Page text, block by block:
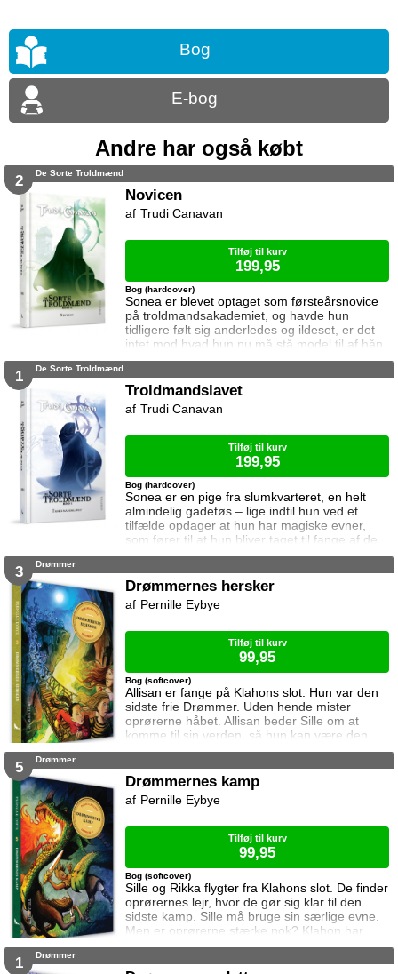
Bog
E-bog
Andre har også købt
2 De Sorte Troldmænd
Novicen
Sonea er blevet optaget som førsteårsnovice
på troldmandsakademiet, og havde hun
tidligere følt sig anderledes og ildeset, er det
intet mod hvad hun nu må stå model til af hån
og nederdrægtigheder. Samtidig fjernes et af
sejle rundt til de omkringliggende lande for at
Sonea føler sig snart meget alene med kun
Bog (hardcover)
Trudi Canavan
Tilføj til kurv
199,95
1 De Sorte Troldmænd
Troldmandslavet
Sonea er en pige fra slumkvarteret, en helt
almindelig gadetøs – lige indtil hun ved et
tilfælde opdager at hun har magiske evner,
som fører til at hun bliver taget til fange af de
sorte troldmænd. Men enkelte sorte
optagelse i troldmandslavet på den værst
tænkelige måde. Sonea føler sig udskudt og
ensom og savner slumkvarteret, men ingen
Bog (hardcover)
Trudi Canavan
Tilføj til kurv
199,95
3 Drømmer
Drømmernes hersker
Allisan er fange på Klahons slot. Hun var den
sidste frie Drømmer. Uden hende mister
oprørerne håbet. Allisan beder Sille om at
komme til sin verden, så hun kan være den
sidste frie Drømmer. Sammen med Malene
men Klahon ved at de er kommet til hans
verden ...
Bog (softcover)
Pernille Eybye
Tilføj til kurv
99,95
5 Drømmer
Drømmernes kamp
Sille og Rikka flygter fra Klahons slot. De finder
oprørernes lejr, hvor de gør sig klar til den
sidste kamp. Sille må bruge sin særlige evne.
Men er oprørerne stærke nok? Klahon har
nemlig soldater, Grimlinger ... og dårlige
Bog (softcover)
Pernille Eybye
Tilføj til kurv
99,95
1 Drømmer